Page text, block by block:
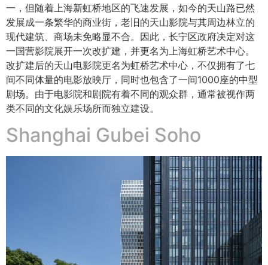
一，但随着上海新虹桥地区的飞速发展，如今的天山路已然
发展成一条繁华的商业街，老旧的天山影院与其周边林立的
现代建筑、商场未免略显不合。因此，长宁区政府决定对这
一国营影院展开一次改扩建，并更名为上海虹桥艺术中心。
改扩建后的天山电影院更名为虹桥艺术中心，不仅拥有了七
间不同体量的电影放映厅，同时也包含了一间1000座的中型
剧场。由于电影院和剧院有着不同的观众群，通常被视作两
类不同的文化娱乐场所而独立建设。
Shanghai Gubei Soho